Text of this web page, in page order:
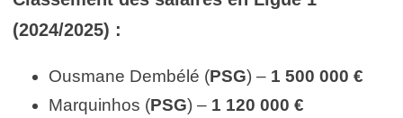
(2024/2025) :
Ousmane Dembélé (PSG) – 1 500 000 €
Marquinhos (PSG) – 1 120 000 €